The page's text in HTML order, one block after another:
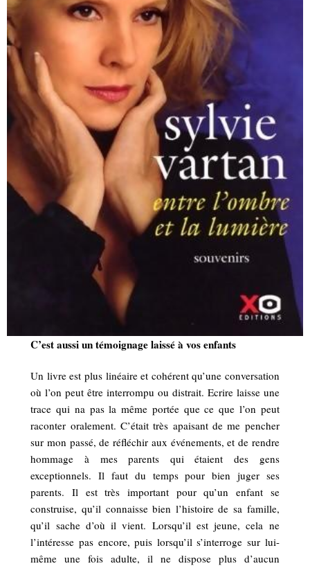
C’est aussi un témoignage laissé à vos enfants
Un livre est plus linéaire et cohérent qu’une conversation
où l’on peut être interrompu ou distrait. Ecrire laisse une
trace qui na pas la même portée que ce que l’on peut
raconter oralement. C’était très apaisant de me pencher
sur mon passé, de réfléchir aux événements, et de rendre
hommage à mes parents qui étaient des gens
exceptionnels. Il faut du temps pour bien juger ses
parents. Il est très important pour qu’un enfant se
construise, qu’il connaisse bien l’histoire de sa famille,
qu’il sache d’où il vient. Lorsqu’il est jeune, cela ne
l’intéresse pas encore, puis lorsqu’il s’interroge sur lui-
même une fois adulte, il ne dispose plus d’aucun